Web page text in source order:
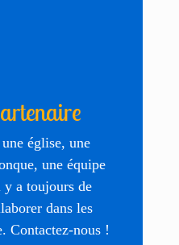
église, une
une équipe
a toujours de
dans les
Contactez-nous !